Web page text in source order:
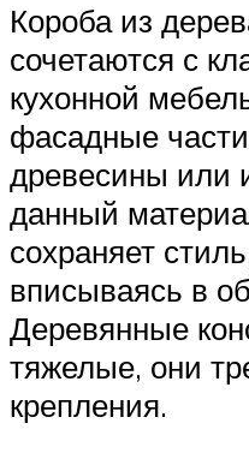
Короба из
сочетаются с
кухонной
фасадные
древесины или
данный
сохраняет
вписываясь в
Деревянные
тяжелые, они
крепления.